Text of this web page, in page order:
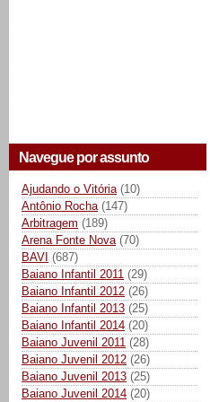
Navegue por assunto
Ajudando o Vitória (10)
Antônio Rocha (147)
Arbitragem (189)
Arena Fonte Nova (70)
BAVI (687)
Baiano Infantil 2011 (29)
Baiano Infantil 2012 (26)
Baiano Infantil 2013 (25)
Baiano Infantil 2014 (20)
Baiano Juvenil 2011 (28)
Baiano Juvenil 2012 (26)
Baiano Juvenil 2013 (25)
Baiano Juvenil 2014 (20)